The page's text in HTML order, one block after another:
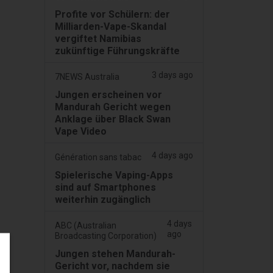
Profite vor Schülern: der
Milliarden-Vape-Skandal
vergiftet Namibias
zukünftige Führungskräfte
7NEWS Australia 3 days ago
Jungen erscheinen vor
Mandurah Gericht wegen
Anklage über Black Swan
Vape Video
Génération sans tabac 4 days ago
Spielerische Vaping-Apps
sind auf Smartphones
weiterhin zugänglich
ABC (Australian
Broadcasting Corporation)
4 days
ago
Jungen stehen Mandurah-
Gericht vor, nachdem sie